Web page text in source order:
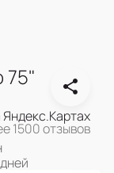
75"
Яндекс.Картах
1500 отзывов